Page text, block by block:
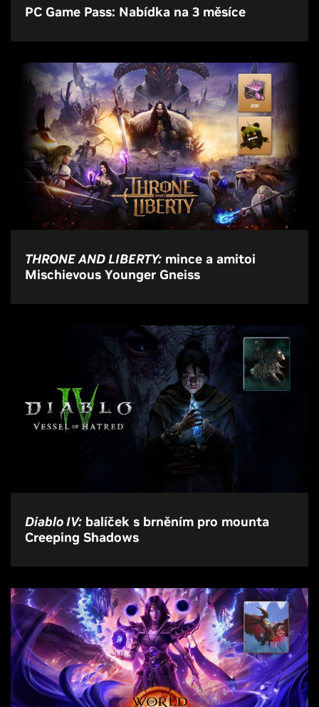
PC Game Pass: Nabídka na 3 měsíce
THRONE AND LIBERTY: mince a amitoi
Mischievous Younger Gneiss
Diablo IV: balíček s brněním pro mounta
Creeping Shadows